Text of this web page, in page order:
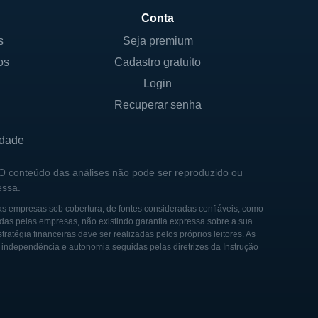
York e, portanto,
dispersa de ações,
controle acionário
o valor para os acionistas
portfólio de produtos,
registros de
e se transformou em
Conta
Seja premium
Cadastro gratuito
Login
Recuperar senha
conteúdo das análises não pode ser reproduzido ou
sob cobertura, de fontes consideradas confiáveis, como
pelas empresas, não existindo garantia expressa sobre a sua
financeiras deve ser realizadas pelos próprios leitores. As
e autonomia seguidas pelas diretrizes da Instrução